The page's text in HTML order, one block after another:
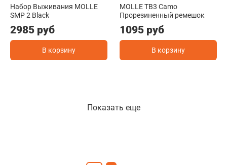
Набор Выживания MOLLE
SMP 2 Black
2985 руб
В корзину
MOLLE TB3 Camo
Прорезиненный ремешок
1095 руб
В корзину
Показать еще